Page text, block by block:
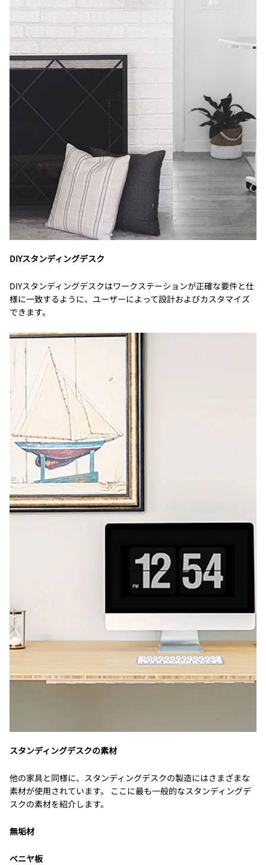
DIYスタンディングデスク
DIYスタンディングデスクはワークステーションが正確な要件と仕
様に一致するように、ユーザーによって設計およびカスタマイズ
できます。
スタンディングデスクの素材
他の家具と同様に、スタンディングデスクの製造にはさまざまな
素材が使用されています。 ここに最も一般的なスタンディングデ
スクの素材を紹介します。
無垢材
ベニヤ板